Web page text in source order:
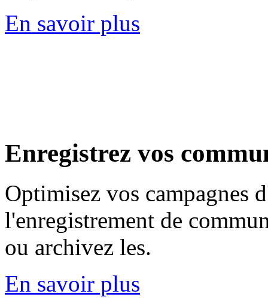
En savoir plus
Enregistrez vos
Optimisez vos campagnes
l'enregistrement de
ou archivez les.
En savoir plus